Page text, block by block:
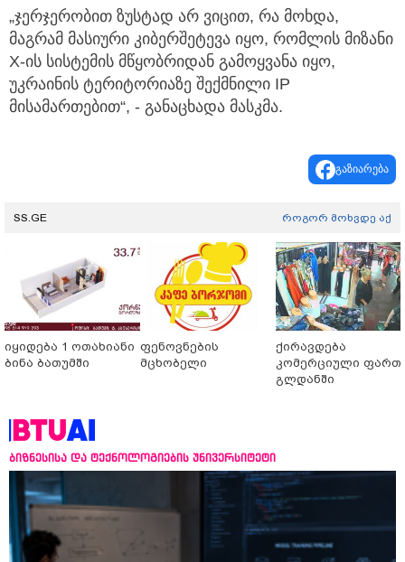
„ჯერჯერობით ზუსტად არ ვიცით, რა მოხდა,
მაგრამ მასიური კიბერშეტევა იყო, რომლის მიზანი
X-ის სისტემის მწყობრიდან გამოყვანა იყო,
უკრაინის ტერიტორიაზე შექმნილი IP
მისამართებით“, - განაცხადა მასკმა.
გაზიარება
SS.GE როგორ მოხვდე აქ
იყიდება 1 ოთახიანი
ბინა ბათუმში
ფენოვნების
მცხობელი
ქირავდება
კომერციული
გლდანში
ბიზნესისა და ტექნოლოგიების უნივერსიტეტი